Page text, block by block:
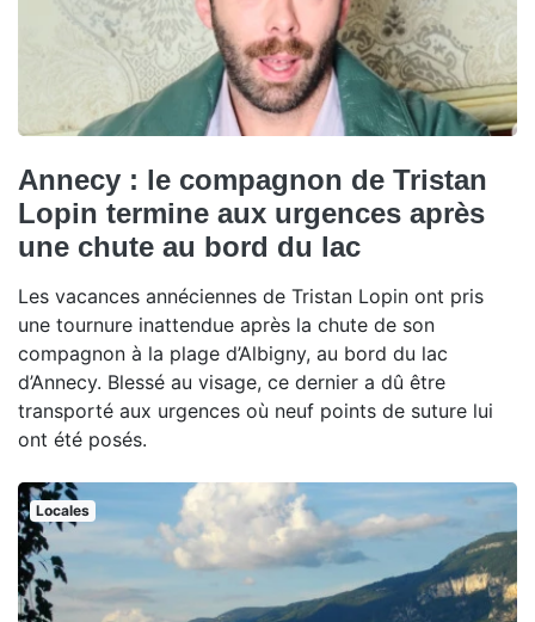
Annecy : le compagnon de Tristan
Lopin termine aux urgences après
une chute au bord du lac
Les vacances annéciennes de Tristan Lopin ont pris
une tournure inattendue après la chute de son
compagnon à la plage d’Albigny, au bord du lac
d’Annecy. Blessé au visage, ce dernier a dû être
transporté aux urgences où neuf points de suture lui
ont été posés.
Locales